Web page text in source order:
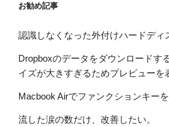
お勧め記事
認識しなくなった外付けハードディ
Dropboxのデータをダウンロードす
イズが大きすぎるためプレビューを
Macbook Airでファンクションキーを
流した涙の数だけ、改善したい。